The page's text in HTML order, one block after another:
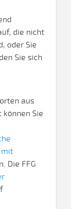
die nicht
oder Sie
Sie sich
aus
Sie
mit
Die FFG